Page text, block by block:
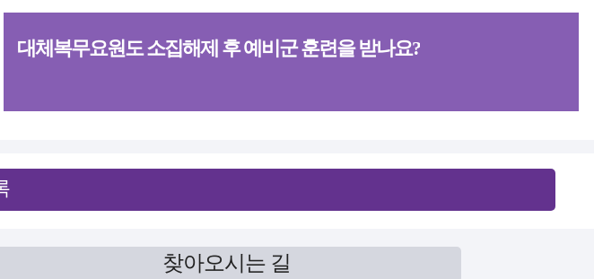
대체복무요원도 소집해제 후 예비군 훈련을 받나요?
찾아오시는 길